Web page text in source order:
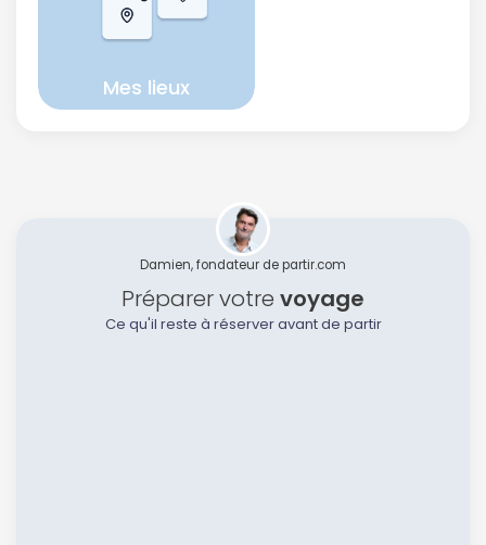
Mes lieux
Damien, fondateur de partir.com
Préparer votre voyage
Ce qu'il reste à réserver avant de partir